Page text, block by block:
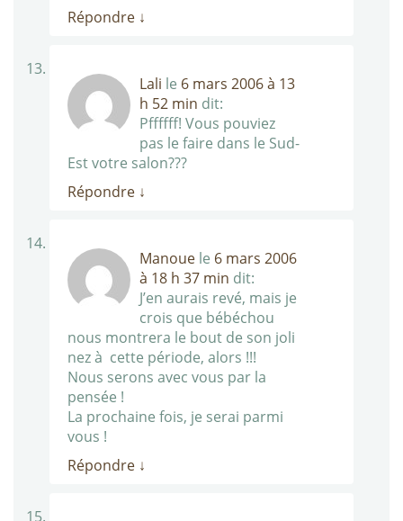
Répondre ↓
Lali le 6 mars 2006 à 13
h 52 min dit:
Pffffff! Vous pouviez
pas le faire dans le Sud-
Est votre salon???
Répondre ↓
Manoue le 6 mars 2006
à 18 h 37 min dit:
J’en aurais revé, mais je
crois que bébéchou
nous montrera le bout de son joli
nez à cette période, alors !!!
Nous serons avec vous par la
pensée !
La prochaine fois, je serai parmi
vous !
Répondre ↓